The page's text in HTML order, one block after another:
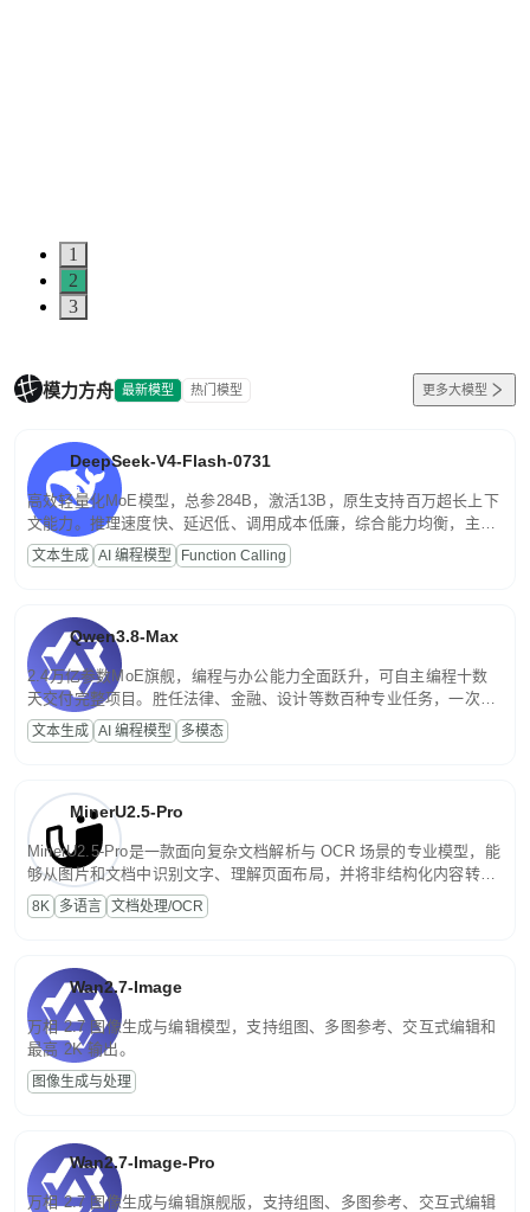
1
2
3
模力方舟 最新模型 热门模型 更多大模型
DeepSeek-V4-Flash-0731
高效轻量化MoE模型，总参284B，激活13B，原生支持百万超长上下
文能力。推理速度快、延迟低、调用成本低廉，综合能力均衡，主打
高并发、轻量化任务，适合日常对话、内容创作、基础 RAG、批量
文案处理等普惠刚需场景。
文本生成 AI 编程模型 Function Calling
Qwen3.8-Max
2.4万亿参数MoE旗舰，编程与办公能力全面跃升，可自主编程十数
天交付完整项目。胜任法律、金融、设计等数百种专业任务，一次对
话端到端交付生产级成果。原生视觉理解贯穿规划、执行与验证全流
程，支持超长文档与长视频的深度语义解析。长程任务中自主规划与
文本生成 AI 编程模型 多模态
MinerU2.5-Pro
MinerU2.5-Pro是一款面向复杂文档解析与 OCR 场景的专业模型，能
够从图片和文档中识别文字、理解页面布局，并将非结构化内容转换
为便于存储、检索和二次处理的结构化结果。
8K 多语言 文档处理/OCR
Wan2.7-Image
万相 2.7 图像生成与编辑模型，支持组图、多图参考、交互式编辑和
最高 2K 输出。
图像生成与处理
Wan2.7-Image-Pro
万相 2.7 图像生成与编辑旗舰版，支持组图、多图参考、交互式编辑